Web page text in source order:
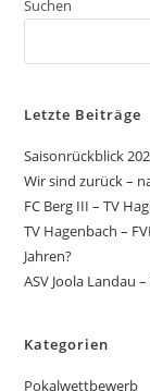
Suchen
Letzte Beiträge
Saisonrückblick
Wir sind zurück –
FC Berg III – TV
TV Hagenbach –
Jahren?
ASV Joola Landau
Kategorien
Pokalwettbewerb